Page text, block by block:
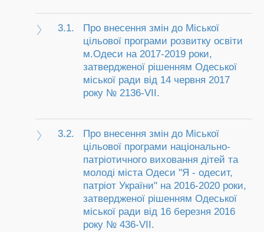
3.1.
Про внесення змін до Міської
цільової програми розвитку освіти
м.Одеси на 2017-2019 роки,
затвердженої рішенням Одеської
міської ради від 14 червня 2017
року № 2136-VII.
3.2.
Про внесення змін до Міської
цільової програми національно-
патріотичного виховання дітей та
молоді міста Одеси "Я - одесит,
патріот України" на 2016-2020 роки,
затвердженої рішенням Одеської
міської ради від 16 березня 2016
року № 436-VII.